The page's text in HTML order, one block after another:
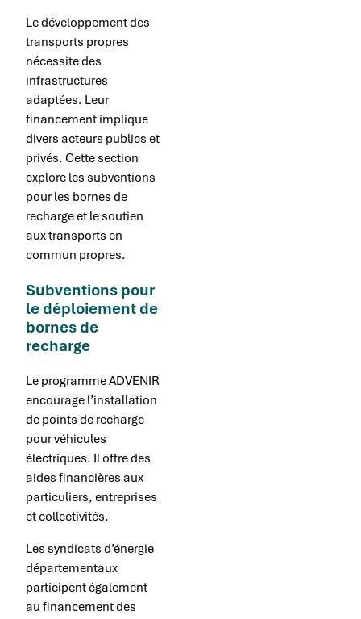
Le développement des
transports propres
nécessite des
infrastructures
adaptées. Leur
financement implique
divers acteurs publics et
privés. Cette section
explore les subventions
pour les bornes de
recharge et le soutien
aux transports en
commun propres.
Subventions pour
le déploiement de
bornes de
recharge
Le programme ADVENIR
encourage l’installation
de points de recharge
pour véhicules
électriques. Il offre des
aides financières aux
particuliers, entreprises
et collectivités.
Les syndicats d’énergie
départementaux
participent également
au financement des